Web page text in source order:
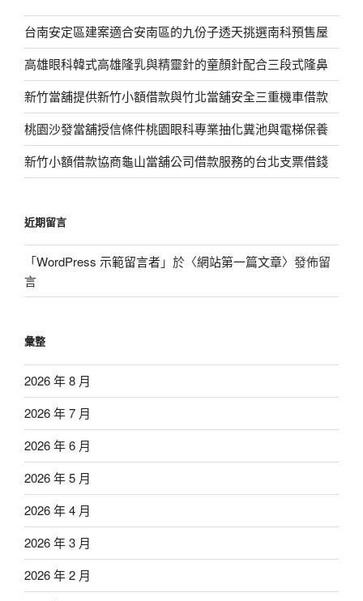
台南安定區建案適合安南區的九份子透天挑選南科預售屋
高雄眼科韓式高雄隆乳與精靈針的童顏針配合三段式隆鼻
新竹當舖提供新竹小額借款與竹北當舖安全三重機車借款
桃園沙發當舖授信條件桃園眼科專業抽化糞池與電梯保養
新竹小額借款協商龜山當舖公司借款服務的台北支票借錢
近期留言
「WordPress 示範留言者」於〈網站第一篇文章〉發佈留
言
彙整
2026 年 8 月
2026 年 7 月
2026 年 6 月
2026 年 5 月
2026 年 4 月
2026 年 3 月
2026 年 2 月